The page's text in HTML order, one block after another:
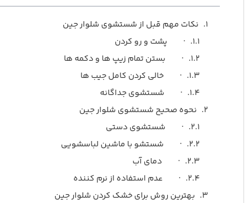
نکات مهم قبل از شستشوی شلوار جین
· پشت و رو کردن
· بستن تمام زیپ ها و دکمه ها
· خالی کردن کامل جیب ها
· شستشوی جداگانه
نحوه صحیح شستشوی شلوار جین
· شستشوی دستی
· شستشو با ماشین لباسشویی
· دمای آب
· عدم استفاده از نرم کننده
بهترین روش برای خشک کردن شلوار جین